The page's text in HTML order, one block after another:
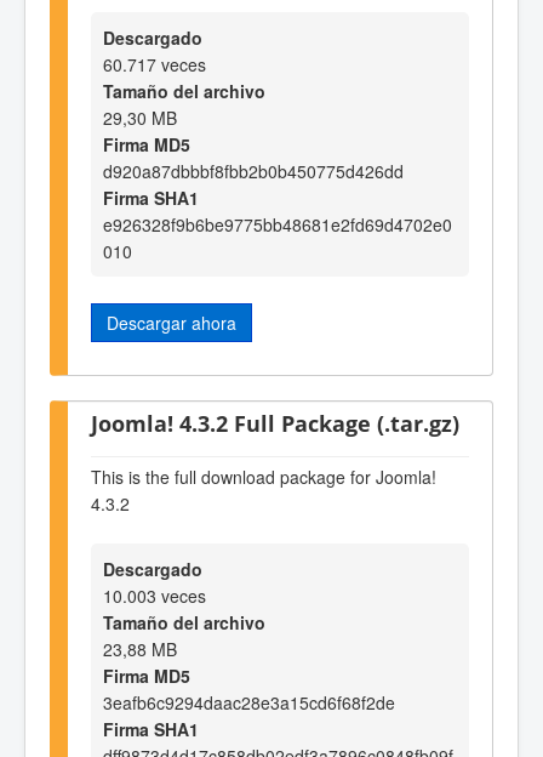
Descargado
60.717 veces
Tamaño del archivo
29,30 MB
Firma MD5
d920a87dbbbf8fbb2b0b450775d426dd
Firma SHA1
e926328f9b6be9775bb48681e2fd69d4702e0
010
Descargar ahora
Joomla! 4.3.2 Full Package (.tar.gz)
This is the full download package for Joomla!
4.3.2
Descargado
10.003 veces
Tamaño del archivo
23,88 MB
Firma MD5
3eafb6c9294daac28e3a15cd6f68f2de
Firma SHA1